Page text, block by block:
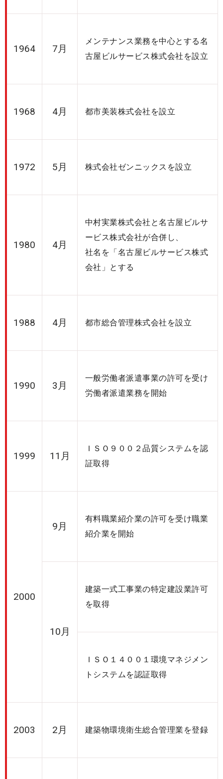
1964 7月
メンテナンス業務を中心とする名
古屋ビルサービス株式会社を設立
1968 4月 都市美装株式会社を設立
1972 5月 株式会社ゼンニックスを設立
1980 4月
中村実業株式会社と名古屋ビルサ
ービス株式会社が合併し、
社名を「名古屋ビルサービス株式
会社」とする
1988 4月 都市総合管理株式会社を設立
1990 3月
一般労働者派遣事業の許可を受け
労働者派遣業務を開始
1999 11月
ＩＳＯ９００２品質システムを認
証取得
2000
9月
有料職業紹介業の許可を受け職業
紹介業を開始
10月
建築一式工事業の特定建設業許可
を取得
ＩＳＯ１４００１環境マネジメン
トシステムを認証取得
2003 2月 建築物環境衛生総合管理業を登録